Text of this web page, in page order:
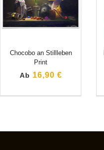
Chocobo an Stillleben
Print
Ab 16,90 €